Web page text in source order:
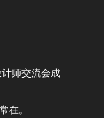
师交流会成
在。